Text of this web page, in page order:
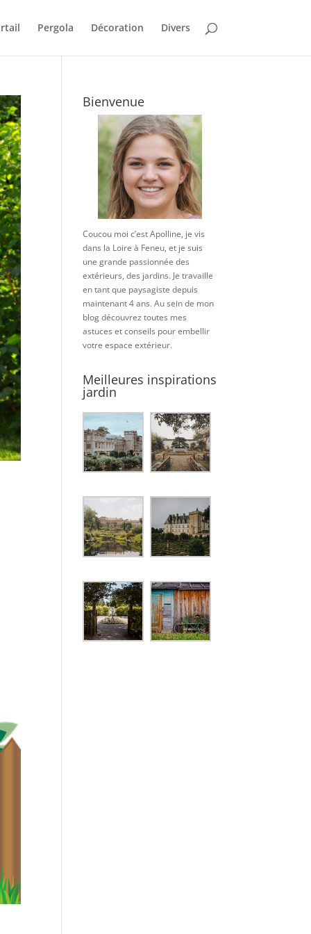
Pergola Décoration Divers
Bienvenue
Coucou moi c’est Apolline, je vis
dans la Loire à Feneu, et je suis
une grande passionnée des
extérieurs, des jardins. Je travaille
en tant que paysagiste depuis
maintenant 4 ans. Au sein de mon
blog découvrez toutes mes
astuces et conseils pour embellir
votre espace extérieur.
Meilleures inspirations
jardin